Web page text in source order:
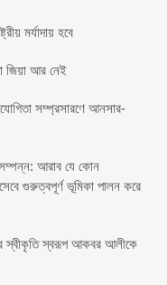
মর্যাদায় হবে
জিয়া আর নেই
সম্প্রসারণে আনসার-
সম্পন্ন: আরাব যে কোন
গুরুত্বপূর্ণ ভূমিকা পালন করে
স্বীকৃতি স্বরূপ আকবর আলীকে